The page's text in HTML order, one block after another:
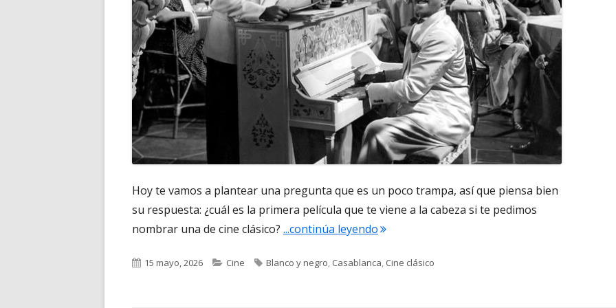
Hoy te vamos a plantear una pregunta que es un poco trampa, así que piensa bien
su respuesta: ¿cuál es la primera película que te viene a la cabeza si te pedimos
nombrar una de cine clásico? ...continúa leyendo"¿Por qué siempre que hablamos de cine
Publicado
15 mayo, 2026 Categorías
Cine Etiquetas
Blanco y negro, Casablanca, Cine clásico